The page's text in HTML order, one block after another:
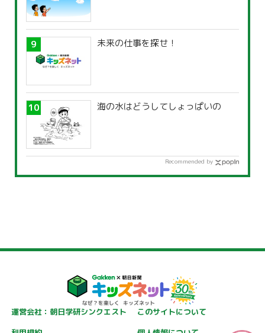
未来の仕事を探せ！
海の水はどうしてしょっぱいの
Recommended by
運営会社：朝日学研シンクエスト
このサイトについて